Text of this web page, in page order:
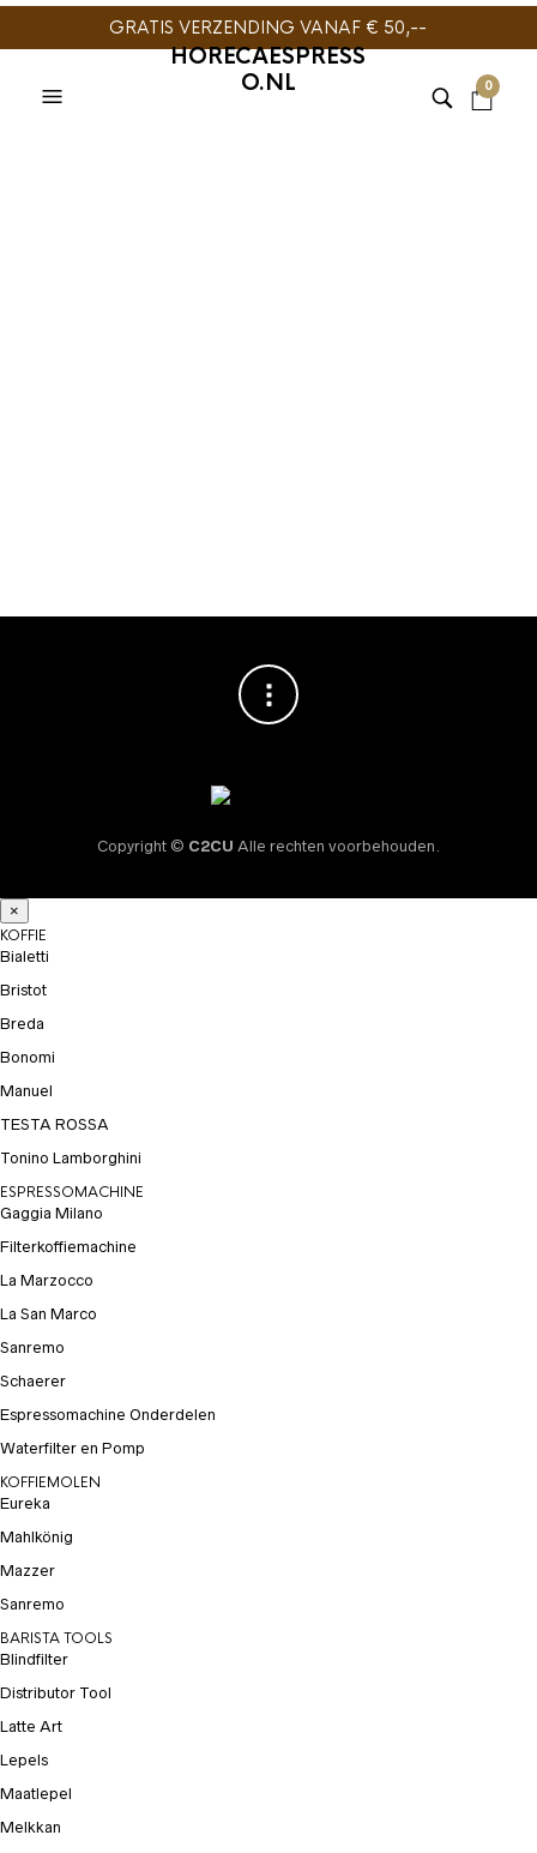
GRATIS VERZENDING VANAF € 50,--
HORECAESPRESS
O.NL
0
Copyright © C2CU Alle rechten voorbehouden.
×
KOFFIE
Bialetti
Bristot
Breda
Bonomi
Manuel
TESTA ROSSA
Tonino Lamborghini
ESPRESSOMACHINE
Gaggia Milano
Filterkoffiemachine
La Marzocco
La San Marco
Sanremo
Schaerer
Espressomachine Onderdelen
Waterfilter en Pomp
KOFFIEMOLEN
Eureka
Mahlkönig
Mazzer
Sanremo
BARISTA TOOLS
Blindfilter
Distributor Tool
Latte Art
Lepels
Maatlepel
Melkkan